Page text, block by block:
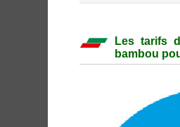
Les tarifs
bambou